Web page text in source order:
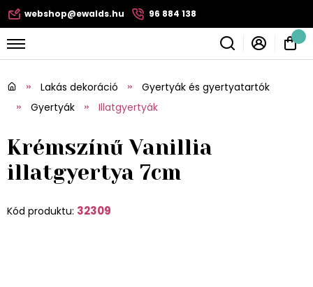
webshop@ewalds.hu 96 884 138
Lakás dekoráció
Gyertyák és gyertyatartók
Gyertyák
Illatgyertyák
Krémszínű Vanillia
illatgyertya 7cm
Kód produktu: 32309